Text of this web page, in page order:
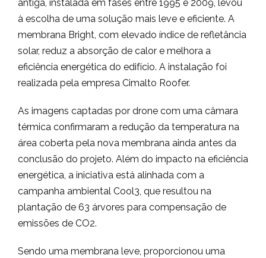
antiga, instalada em fases entre 1995 e 2009, levou
à escolha de uma solução mais leve e eficiente. A
membrana Bright, com elevado índice de refletância
solar, reduz a absorção de calor e melhora a
eficiência energética do edifício. A instalação foi
realizada pela empresa Cimalto Roofer.
As imagens captadas por drone com uma câmara
térmica confirmaram a redução da temperatura na
área coberta pela nova membrana ainda antes da
conclusão do projeto. Além do impacto na eficiência
energética, a iniciativa está alinhada com a
campanha ambiental Cool3, que resultou na
plantação de 63 árvores para compensação de
emissões de CO2.
Sendo uma membrana leve, proporcionou uma